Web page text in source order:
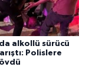
alkollü sürücü
Polislere